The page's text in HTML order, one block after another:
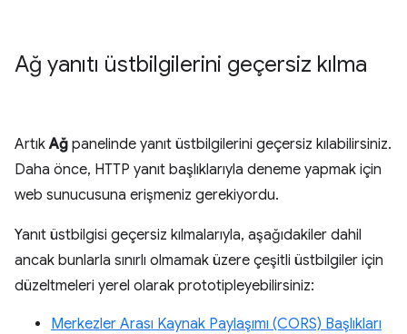
Ağ yanıtı üstbilgilerini geçersiz kılma
ArtıkAğ panelinde yanıt üstbilgilerini geçersiz kılabilirsiniz.
Daha önce, HTTP yanıt başlıklarıyla deneme yapmak için
web sunucusuna erişmeniz gerekiyordu.
Yanıt üstbilgisi geçersiz kılmalarıyla, aşağıdakiler dahil
ancak bunlarla sınırlı olmamak üzere çeşitli üstbilgiler için
düzeltmeleri yerel olarak prototipleyebilirsiniz:
Merkezler Arası Kaynak Paylaşımı (CORS) Başlıkları